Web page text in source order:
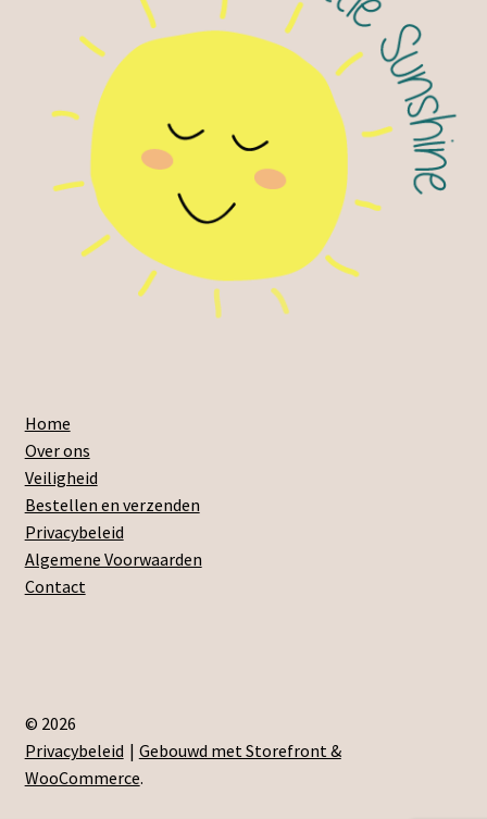
Home
Over ons
Veiligheid
Bestellen en verzenden
Privacybeleid
Algemene Voorwaarden
Contact
© 2026
Privacybeleid
Gebouwd met Storefront &
WooCommerce.